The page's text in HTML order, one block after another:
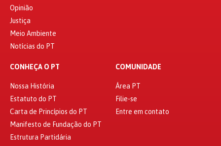
Opinião
Justiça
Meio Ambiente
Notícias do PT
CONHEÇA O PT
Nossa História
Estatuto do PT
Carta de Princípios do PT
Manifesto de Fundação do PT
Estrutura Partidária
COMUNIDADE
Área PT
Filie-se
Entre em contato